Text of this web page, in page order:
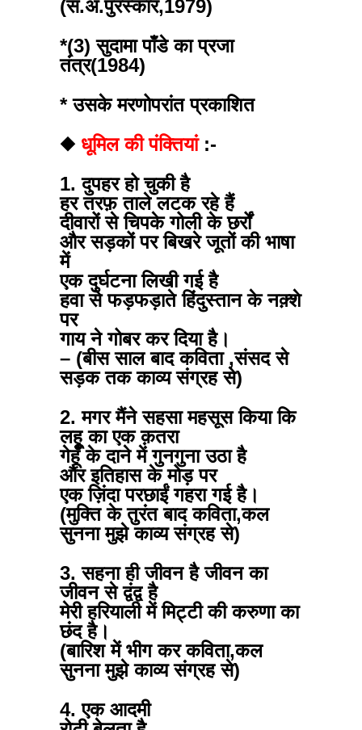
(स.अ.पुरस्कार,1979)
*(3) सुदामा पाँडे का प्रजा
तंत्र(1984)
* उसके मरणोपरांत प्रकाशित
◆ धूमिल की पंक्तियां:-
1. दुपहर हो चुकी है
हर तरफ़ ताले लटक रहे हैं
दीवारों से चिपके गोली के छर्रों
और सड़कों पर बिखरे जूतों की भाषा
में
एक दुर्घटना लिखी गई है
हवा से फड़फड़ाते हिंदुस्तान के नक़्शे
पर
गाय ने गोबर कर दिया है।
– (बीस साल बाद कविता ,संसद से
सड़क तक काव्य संग्रह से)
2. मगर मैंने सहसा महसूस किया कि
लहू का एक क़तरा
गेहूँ के दाने में गुनगुना उठा है
और इतिहास के मोड़ पर
एक ज़िंदा परछाईं गहरा गई है।
(मुक्ति के तुरंत बाद कविता,कल
सुनना मुझे काव्य संग्रह से)
3. सहना ही जीवन है जीवन का
जीवन से द्वंद्व है
मेरी हरियाली में मिट्टी की करुणा का
छंद है।
(बारिश में भीग कर कविता,कल
सुनना मुझे काव्य संग्रह से)
4. एक आदमी